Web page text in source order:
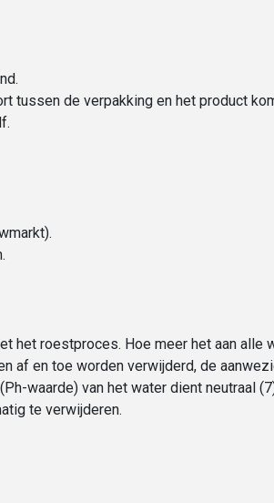
tussen de verpakking en het product
het roestproces. Hoe meer het aan
en toe worden verwijderd, de
waarde) van het water dient neutraal
te verwijderen.